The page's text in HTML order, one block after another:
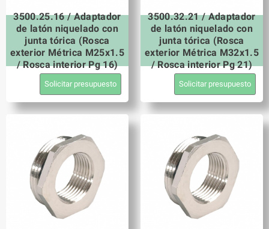
3500.25.16 / Adaptador
de latón niquelado con
junta tórica (Rosca
exterior Métrica M25x1.5
/ Rosca interior Pg 16)
Solicitar presupuesto
3500.32.21 / Adaptador
de latón niquelado con
junta tórica (Rosca
exterior Métrica M32x1.5
/ Rosca interior Pg 21)
Solicitar presupuesto